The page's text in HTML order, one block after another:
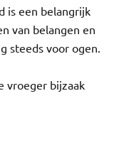
is een belangrijk
van belangen en
steeds voor ogen.
vroeger bijzaak